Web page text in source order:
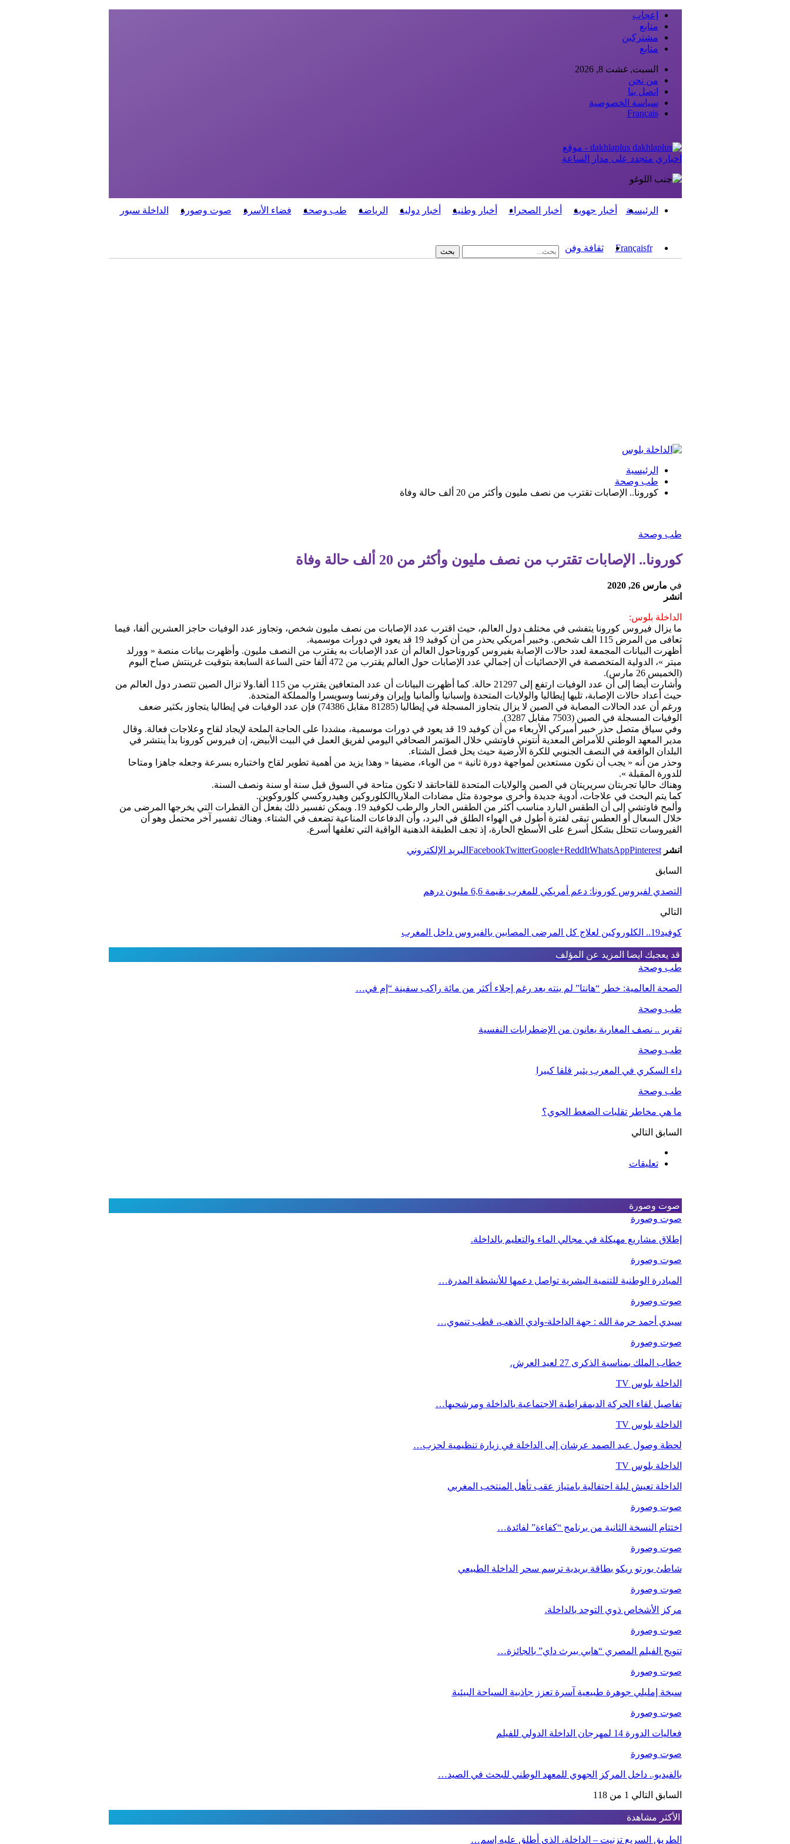
إعجاب
متابع
مشتركين
متابع
السبت, غشت 8, 2026
من نحن
اتصل بنا
سياسة الخصوصية
Français
dakhlaplus - موقع
اخباري متجدد على مدار الساعة
الرئيسية أخبار جهوية أخبار الصحراء أخبار وطنية أخبار دولية الرياضة طب وصحة فضاء الأسرة صوت وصورة الداخلة سبور
Françaisfr ثقافة وفن
الرئيسية
طب وصحة
كورونا.. الإصابات تقترب من نصف مليون وأكثر من 20 ألف حالة وفاة
طب وصحة
كورونا.. الإصابات تقترب من نصف مليون وأكثر من 20 ألف حالة وفاة
في مارس 26, 2020
انشر
الداخلة بلوس:
ما يزال فيروس كورونا يتفشى في مختلف دول العالم، حيث اقترب عدد الإصابات من نصف مليون شخص، وتجاوز عدد الوفيات حاجز العشرين ألفا، فيما
تعافى من المرض 115 الف شخص. وخبير أمريكي يحذر من أن كوفيد 19 قد يعود في دورات موسمية.
أظهرت البيانات المجمعة لعدد حالات الإصابة بفيروس كوروناحول العالم أن عدد الإصابات به يقترب من النصف مليون. وأظهرت بيانات منصة « وورلد
ميتر »، الدولية المتخصصة في الإحصائيات أن إجمالي عدد الإصابات حول العالم يقترب من 472 ألفا حتى الساعة السابعة بتوقيت غرينتش صباح اليوم
(الخميس 26 مارس).
وأشارت أيضا إلى أن عدد الوفيات ارتفع إلى 21297 حالة. كما أظهرت البيانات أن عدد المتعافين يقترب من 115 ألفا.ولا تزال الصين تتصدر دول العالم من
حيث أعداد حالات الإصابة، تليها إيطاليا والولايات المتحدة وإسبانيا وألمانيا وإيران وفرنسا وسويسرا والمملكة المتحدة.
ورغم أن عدد الحالات المصابة في الصين لا يزال يتجاوز المسجلة في إيطاليا (81285 مقابل 74386) فإن عدد الوفيات في إيطاليا يتجاوز بكثير ضعف
الوفيات المسجلة في الصين (7503 مقابل 3287).
وفي سياق متصل حذر خبير أميركي الأربعاء من أن كوفيد 19 قد يعود في دورات موسمية، مشددا على الحاجة الملحة لإيجاد لقاح وعلاجات فعالة. وقال
مدير المعهد الوطني للأمراض المعدية أنتوني فاوتشي خلال المؤتمر الصحافي اليومي لفريق العمل في البيت الأبيض، إن فيروس كورونا بدأ ينتشر في
البلدان الواقعة في النصف الجنوبي للكرة الأرضية حيث يحل فصل الشتاء.
وحذر من أنه « يجب أن نكون مستعدين لمواجهة دورة ثانية » من الوباء، مضيفا « وهذا يزيد من أهمية تطوير لقاح واختباره بسرعة وجعله جاهزا ومتاحا
للدورة المقبلة ».
وهناك حاليا تجربتان سريريتان في الصين والولايات المتحدة للقاحاتقد لا تكون متاحة في السوق قبل سنة أو سنة ونصف السنة.
كما يتم البحث في علاجات، أدوية جديدة وأخرى موجودة مثل مضادات الملارياالكلوروكين وهيدروكسي كلوروكوين.
وألمح فاوتشي إلى أن الطقس البارد مناسب أكثر من الطقس الحار والرطب لكوفيد 19. ويمكن تفسير ذلك بفعل أن القطرات التي يخرجها المرضى من
خلال السعال أو العطس تبقى لفترة أطول في الهواء الطلق في البرد، وأن الدفاعات المناعية تضعف في الشتاء. وهناك تفسير آخر محتمل وهو أن
الفيروسات تتحلل بشكل أسرع على الأسطح الحارة، إذ تجف الطبقة الذهنية الواقية التي تغلفها أسرع.
انشر FacebookTwitterGoogle+ReddItWhatsAppPinterest البريد الإلكتروني
السابق
التصدي لفيروس كورونا: دعم أمريكي للمغرب بقيمة 6,6 مليون درهم
التالي
كوفيد19.. الكلوروكين لعلاج كل المرضى المصابين بالفيروس داخل المغرب
قد يعجبك ايضا المزيد عن المؤلف
طب وصحة
الصحة العالمية: خطر “هانتا” لم ينته بعد رغم إجلاء أكثر من مائة راكب سفينة “إم في…
طب وصحة
تقرير .. نصف المغاربة يعانون من الإضطرابات النفسية
طب وصحة
داء السكري في المغرب يثير قلقا كبيرا
طب وصحة
ما هي مخاطر تقلبات الضغط الجوي؟
السابق التالي
تعليقات
صوت وصورة
صوت وصورة
إطلاق مشاريع مهيكلة في مجالي الماء والتعليم بالداخلة.
صوت وصورة
المبادرة الوطنية للتنمية البشرية تواصل دعمها للأنشطة المدرة…
صوت وصورة
سيدي أحمد حرمة الله : جهة الداخلة-وادي الذهب، قطب تنموي…
صوت وصورة
خطاب الملك بمناسبة الذكرى 27 لعيد العرش.
الداخلة بلوس TV
تفاصيل لقاء الحركة الديمقراطية الاجتماعية بالداخلة ومرشحيها…
الداخلة بلوس TV
لحظة وصول عبد الصمد عرشان إلى الداخلة في زيارة تنظيمية لحزب…
الداخلة بلوس TV
الداخلة تعيش ليلة احتفالية بامتياز عقب تأهل المنتخب المغربي
صوت وصورة
اختتام النسخة الثانية من برنامج “كفاءة” لفائدة…
صوت وصورة
شاطئ بورتو ريكو بطاقة بريدية ترسم سحر الداخلة الطبيعي
صوت وصورة
مركز الأشخاص ذوي التوحد بالداخلة.
صوت وصورة
تتويج الفيلم المصري “هابي بيرث داي” بالجائزة…
صوت وصورة
سبخة إمليلي جوهرة طبيعية آسرة تعزز جاذبية السياحة البيئية
صوت وصورة
فعاليات الدورة 14 لمهرجان الداخلة الدولي للفيلم
صوت وصورة
بالفيديو.. داخل المركز الجهوي للمعهد الوطني للبحث في الصيد…
السابق التالي 1 من 118
الأكثر مشاهدة
الطريق السريع تزنيت – الداخلة، الذي أطلق عليه إسم…